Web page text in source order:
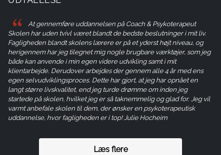
At gennemføre uddannelsen på Coach & Psykoterapeut
Skolen har uden tvivl været blandt de bedste beslutninger i mit liv.
Fagligheden blandt skolens lærere er på et yderst højt niveau, og
herigennem har jeg tilegnet mig nogle brugbare værktøjer, som jeg
både kan anvende i min egen videre udvikling samt i mit
klientarbejde. Derudover arbejdes der gennem alle 4 år med ens
egen selvudviklingsproces. Dette har gjort, at jeg har opnået en
langt større livskvalitet, end jeg turde drømme om inden jeg
startede på skolen, hvilket jeg er så taknemmelig og glad for. Jeg vil
varmt anbefale skolen til dem, der ønsker en psykoterapeutisk
uddannelse, hvor fagligheden er i top! Julie Hocheim
Læs flere